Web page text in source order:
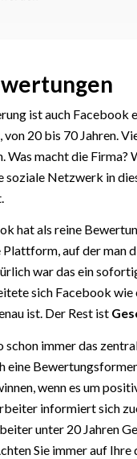
ist auch
20 bis 70 Jahren.
Was macht die Firma?
soziale Netzwerk in
hat als reine
auf der man
war das ein
sich Facebook
ist. Der Rest ist
schon immer das
eine
wenn es um
informiert sich
unter 20 Jahren
Sie immer auf